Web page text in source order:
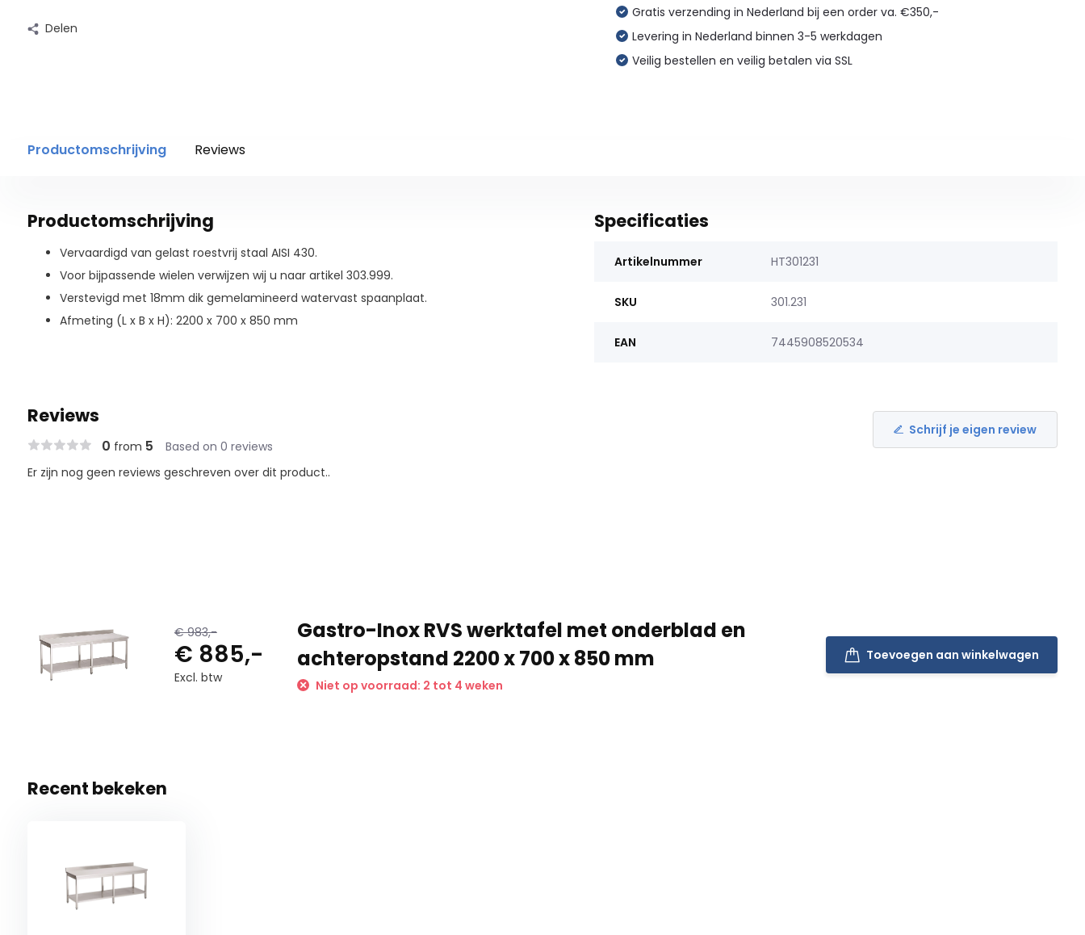
Delen
Gratis verzending in Nederland bij een order va. €350,-
Levering in Nederland binnen 3-5 werkdagen
Veilig bestellen en veilig betalen via SSL
Productomschrijving Reviews
Productomschrijving
Vervaardigd van gelast roestvrij staal AISI 430.
Voor bijpassende wielen verwijzen wij u naar artikel 303.999.
Verstevigd met 18mm dik gemelamineerd watervast spaanplaat.
Afmeting (L x B x H): 2200 x 700 x 850 mm
Specificaties
Artikelnummer HT301231
SKU 301.231
EAN 7445908520534
Reviews
0 from 5 Based on 0 reviews
Schrijf je eigen review
Er zijn nog geen reviews geschreven over dit product..
€ 983,-
€ 885,-
Excl. btw
Gastro-Inox RVS werktafel met onderblad en
achteropstand 2200 x 700 x 850 mm
Niet op voorraad: 2 tot 4 weken
Toevoegen aan winkelwagen
Recent bekeken